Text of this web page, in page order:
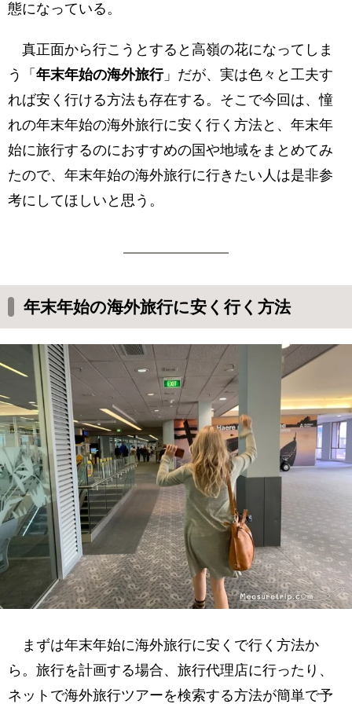
年末年始に安くて最高の海外旅行に行く！
態になっている。
真正面から行こうとすると高嶺の花になってしま
う「 年末年始の海外旅行」だが、実は色々と工夫す
れば安く行ける方法も存在する。そこで今回は、憧
れの年末年始の海外旅行に安く行く方法と、年末年
始に旅行するのにおすすめの国や地域をまとめてみ
たので、年末年始の海外旅行に行きたい人は是非参
考にしてほしいと思う。
年末年始の海外旅行に安く行く方法
まずは年末年始に海外旅行に安くで行く方法か
ら。旅行を計画する場合、旅行代理店に行ったり、
ネットで海外旅行ツアーを検索する方法が簡単で予